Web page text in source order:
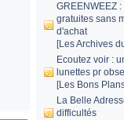
GREENWEEZ
gratuites sans
d'achat
[Les Archives
Ecoutez voir :
lunettes pr
[Les Bons
La Belle
difficultés